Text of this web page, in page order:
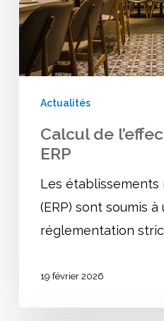
ERP
Actualités
Calcul de
ERP
Les
(ERP) sont soumis à
réglementation
19 février 2026